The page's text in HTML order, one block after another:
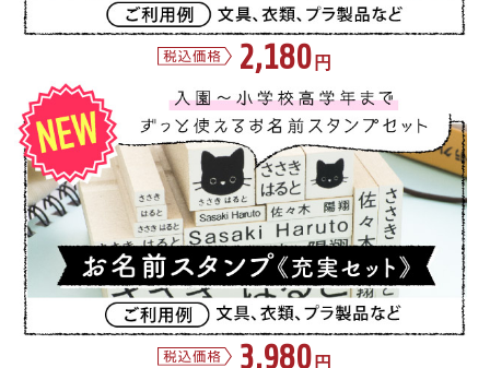
2,180 円
3,980 円